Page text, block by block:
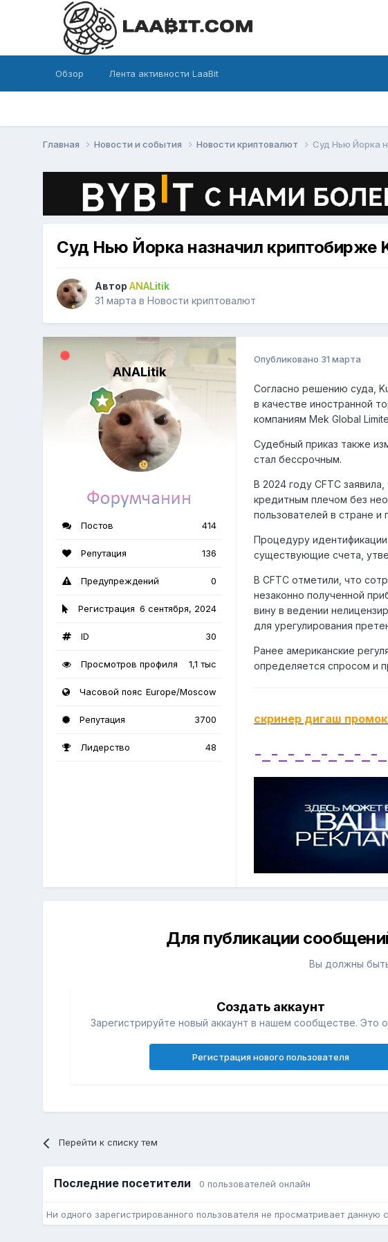
Обзор Лента активности LaaBit
Главная Новости и события Новости криптовалют Суд Нью Йорка
Суд Нью Йорка назначил криптобирже
АвторANALitik
31 марта вНовости криптовалют
ANALitik
Постов 414
Репутация 136
Предупреждений 0
Регистрация 6 сентября, 2024
ID 30
Просмотров профиля 1,1 тыс
Часовой пояс Europe/Moscow
Репутация 3700
Лидерство 48
Опубликовано 31 марта
Согласно решению суда,
в качестве иностранной
компаниям Mek Global
Судебный приказ также
стал бессрочным.
В 2024 году CFTC
кредитным плечом без
пользователей в стране и
Процедуру идентификации
существующие счета,
В CFTC отметили, что
незаконно полученной
вину в ведении
для урегулирования
Ранее американские
определяется спросом и
скринер дигаш
-_-_-_-_-_-_-_-
Для публикации
Вы должны
Создать аккаунт
Зарегистрируйте новый аккаунт в нашем сообществе. Это
Регистрация нового пользователя
Перейти к списку тем
Последние посетители 0 пользователей онлайн
Ни одного зарегистрированного пользователя не просматривает данную